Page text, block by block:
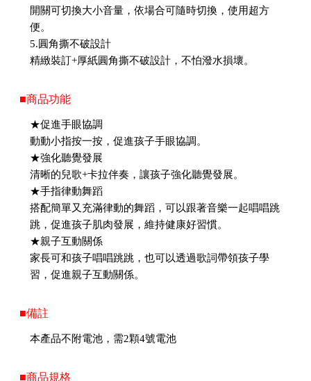
開關可切換大小音量，依場合可隨時切換，使用超方
便。
5.圓角撕不破設計
精緻裝訂+厚紙圓角撕不破設計，不怕潑水損壞。
■商品功能
★促進手眼協調
動動小指按一按，促進孩子手眼協調。
★強化聽覺發展
清晰的兒歌+卡拉伴奏，讓孩子強化聽覺發展。
★手指律動舞蹈
搭配簡單又充滿律動的舞蹈，可以跟著音樂一起唱唱跳
跳，促進孩子肌肉發展，維持健康好習慣。
★親子互動關係
家長可和孩子唱唱跳跳，也可以透過歌詞帶領孩子學
習，促進親子互動關係。
■備註
本產品不附電池，需2顆4號電池
■商品規格